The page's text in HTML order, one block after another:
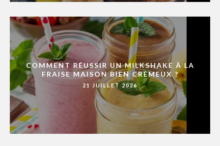
COMMENT RÉUSSIR UN MILKSHAKE À LA
FRAISE MAISON BIEN CRÉMEUX ?
21 JUILLET 2026